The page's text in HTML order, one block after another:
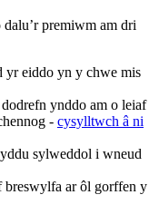
premiwm am dri
yr eiddo yn y chwe mis
ynddo am o leiaf
- cysylltwch â ni
sylweddol i wneud
breswylfa ar ôl gorffen y